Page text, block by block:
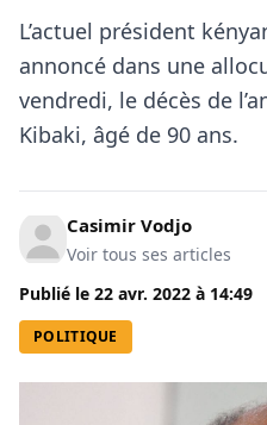
L’actuel président
annoncé dans une
vendredi, le décès de
Kibaki, âgé de 90 ans.
Casimir Vodjo
Voir tous ses articles
Publié le 22 avr. 2022 à 14:49
POLITIQUE